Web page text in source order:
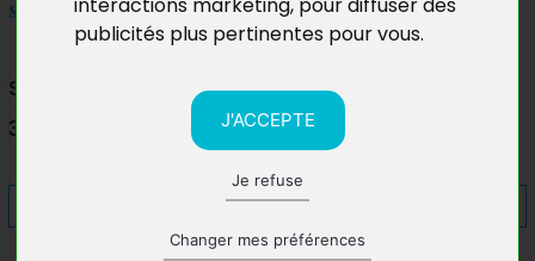
interactions marketing, pour diffuser des
publicités plus pertinentes pour vous.
J'ACCEPTE
Je refuse
Changer mes préférences
samedi 5 mars 2016 – 9h à 18h
Salon du Livre de Frontignan
34110 Frontignan